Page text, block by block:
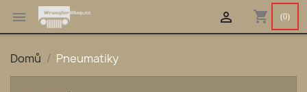
 shopping_cart (0)

Domů Pneumatiky